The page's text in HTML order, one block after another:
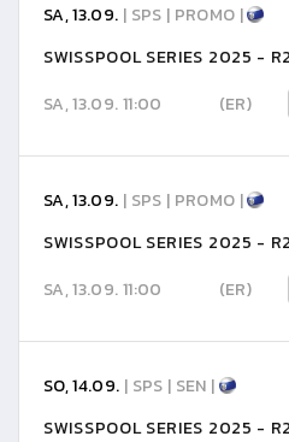
SA, 13.09. | SPS | PROMO |
SWISSPOOL SERIES 2025 -
SA, 13.09. 11:00
(ER)
SA, 13.09. | SPS | PROMO |
SWISSPOOL SERIES 2025 -
SA, 13.09. 11:00
(ER)
SO, 14.09. | SPS | SEN |
SWISSPOOL SERIES 2025 -